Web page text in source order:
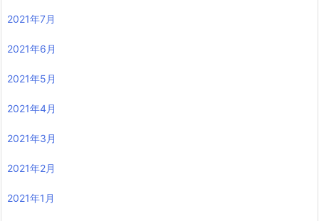
2021年7月
2021年6月
2021年5月
2021年4月
2021年3月
2021年2月
2021年1月